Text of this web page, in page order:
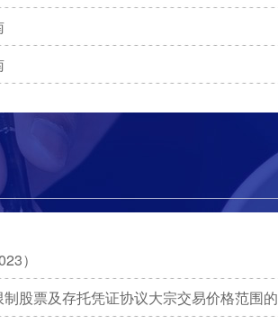
）
股票及存托凭证协议大宗交易价格范围的